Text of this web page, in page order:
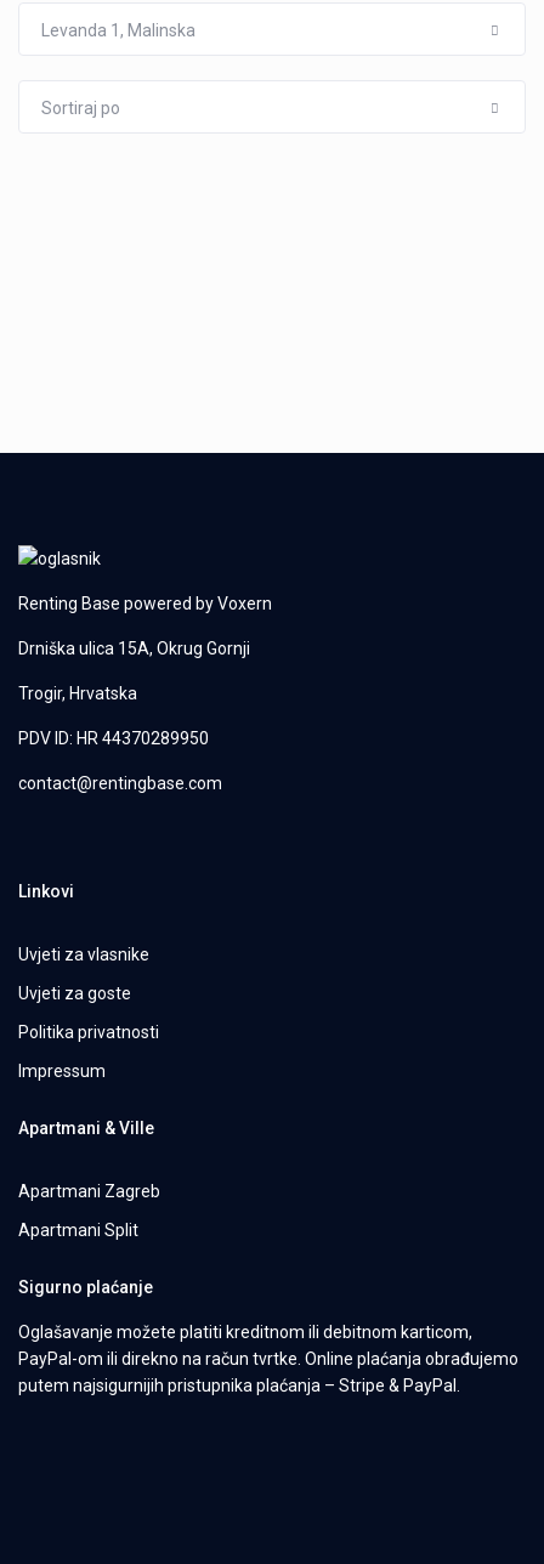
Levanda 1, Malinska
Sortiraj po
Renting Base powered byVoxern
Drniška ulica 15A, Okrug Gornji
Trogir, Hrvatska
PDV ID: HR 44370289950
contact@rentingbase.com
Linkovi
Uvjeti za vlasnike
Uvjeti za goste
Politika privatnosti
Impressum
Apartmani & Ville
Apartmani Zagreb
Apartmani Split
Sigurno plaćanje
Oglašavanje možete platiti kreditnom ili debitnom karticom,
PayPal-om ili direkno na račun tvrtke. Online plaćanja obrađujemo
putem najsigurnijih pristupnika plaćanja – Stripe & PayPal.